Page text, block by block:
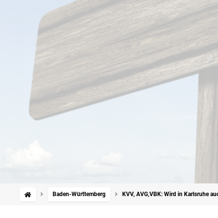
Baden-Württemberg KVV, AVG,VBK: Wird in Karlsruhe